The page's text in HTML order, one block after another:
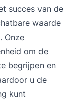
succes van de
waarde
Onze
om de
begrijpen en
u de
kunt